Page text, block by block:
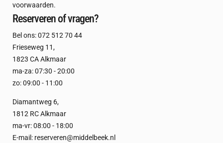
voorwaarden.
Reserveren of vragen?
Bel ons:072 512 70 44
Frieseweg 11,
1823 CA Alkmaar
ma-za: 07:30 - 20:00
zo: 09:00 - 11:00
Diamantweg 6,
1812 RC Alkmaar
ma-vr: 08:00 - 18:00
E-mail: reserveren@middelbeek.nl